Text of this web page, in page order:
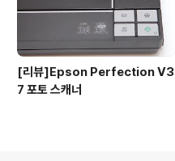
[리뷰]Epson Perfection V3
7 포토 스캐너